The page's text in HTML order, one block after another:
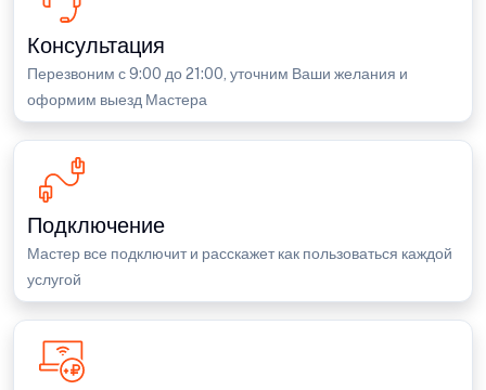
Консультация
Перезвоним с 9:00 до 21:00, уточним Ваши желания и
оформим выезд Мастера
Подключение
Мастер все подключит и расскажет как пользоваться каждой
услугой